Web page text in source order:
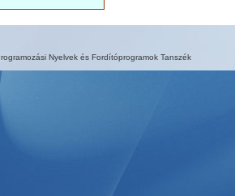
Nyelvek és Fordítóprogramok Tanszék